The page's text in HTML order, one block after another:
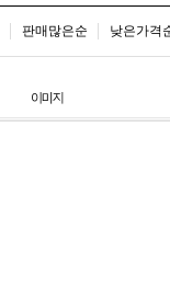
판매많은순 낮은가격